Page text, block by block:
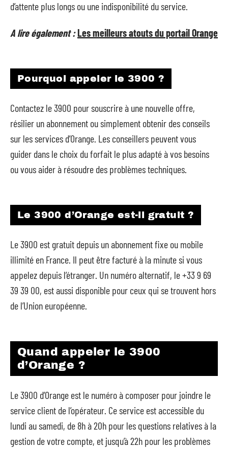
d’attente plus longs ou une indisponibilité du service.
A lire également :Les meilleurs atouts du portail Orange
Pourquoi appeler le 3900 ?
Contactez le 3900 pour souscrire à une nouvelle offre,
résilier un abonnement ou simplement obtenir des conseils
sur les services d’Orange. Les conseillers peuvent vous
guider dans le choix du forfait le plus adapté à vos besoins
ou vous aider à résoudre des problèmes techniques.
Le 3900 d’Orange est-il gratuit ?
Le 3900 est gratuit depuis un abonnement fixe ou mobile
illimité en France. Il peut être facturé à la minute si vous
appelez depuis l’étranger. Un numéro alternatif, le +33 9 69
39 39 00, est aussi disponible pour ceux qui se trouvent hors
de l’Union européenne.
Quand appeler le 3900
d’Orange ?
Le 3900 d’Orange est le numéro à composer pour joindre le
service client de l’opérateur. Ce service est accessible du
lundi au samedi, de 8h à 20h pour les questions relatives à la
gestion de votre compte, et jusqu’à 22h pour les problèmes